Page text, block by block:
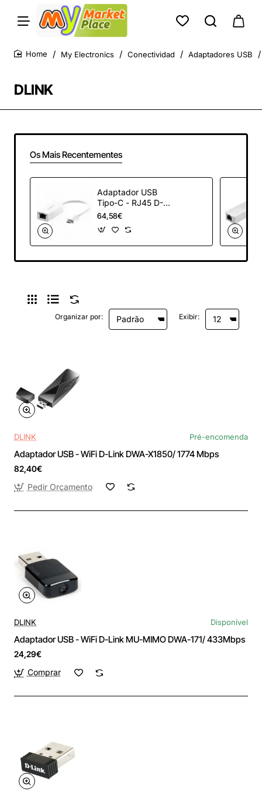
DLINK
My Electronics Conectividad Adaptadores USB
Os Mais Recentementes
Adaptador USB
Tipo-C - RJ45 D-
Link DUB-E250/
2500 Mbps
64,58€
Organizar por: Exibir:
DLINK Pré-encomenda
Adaptador USB - WiFi D-Link DWA-X1850/ 1774 Mbps
82,40€
Pedir Orçamento
DLINK Disponível
Adaptador USB - WiFi D-Link MU-MIMO DWA-171/ 433Mbps
24,29€
Comprar